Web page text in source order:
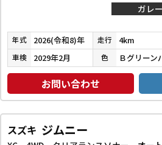
ガレ
年式 2026(令和8)年 走行 4km
車検 2029年2月 色
お問い合わせ
スズキ ジムニー